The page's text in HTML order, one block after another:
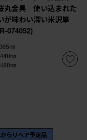
金具 使い込まれた
が味わい深い米沢箪
074052)
㎜
㎜
㎜
らリペア予定品